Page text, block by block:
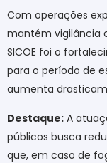
Com operações
mantém vigilância
SICOE foi o
para o período de
aumenta
Destaque: A
públicos busca
que, em caso de